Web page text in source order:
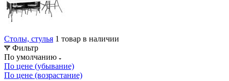
Столы, стулья 1 товар в наличии
Фильтр
По умолчанию
По цене (убывание)
По цене (возрастание)